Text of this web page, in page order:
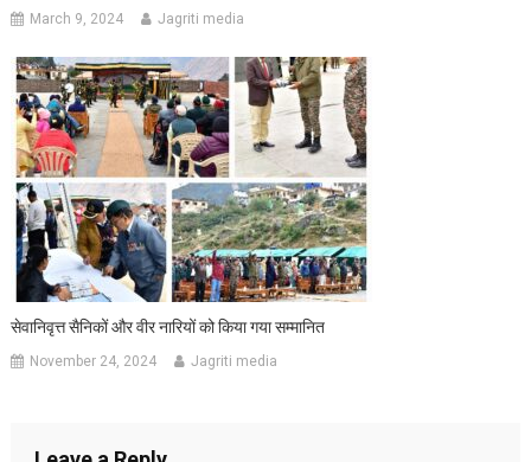
March 9, 2024 Jagriti media
सेवानिवृत्त सैनिकों और वीर नारियों को किया गया सम्मानित
November 24, 2024 Jagriti media